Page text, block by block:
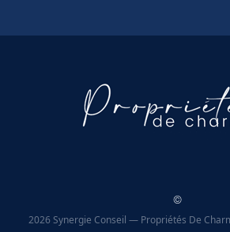
©
2026 Synergie Conseil — Propriétés De